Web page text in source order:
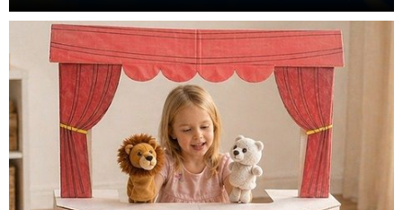
potrzebujących. Kampania obejmuje emisję spotów wideo,
radio, di...